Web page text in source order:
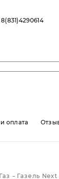
8(831)4290614
оплата
Газель Next